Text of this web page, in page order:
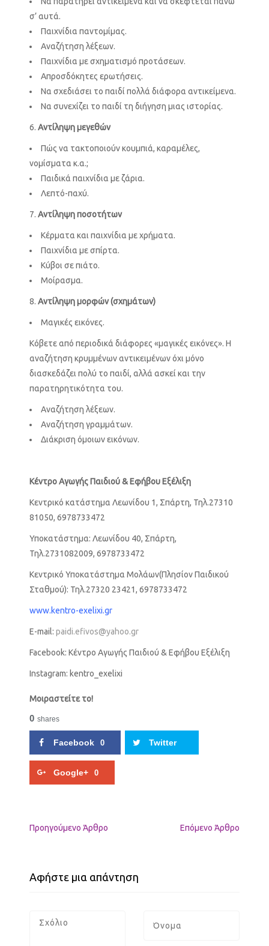
σ’ αυτά.
Παιχνίδια παντομίμας.
Αναζήτηση λέξεων.
Παιχνίδια με σχηματισμό προτάσεων.
Απροσδόκητες ερωτήσεις.
Να σχεδιάσει το παιδί πολλά διάφορα αντικείμενα.
Να συνεχίζει το παιδί τη διήγηση μιας ιστορίας.
Αντίληψη μεγεθών
Πώς να τακτοποιούν κουμπιά, καραμέλες,
νομίσματα κ.α.;
Παιδικά παιχνίδια με ζάρια.
Λεπτό-παχύ.
Αντίληψη ποσοτήτων
Κέρματα και παιχνίδια με χρήματα.
Παιχνίδια με σπίρτα.
Κύβοι σε πιάτο.
Μοίρασμα.
Αντίληψη μορφών (σχημάτων)
Μαγικές εικόνες.
Κόβετε από περιοδικά διάφορες «μαγικές εικόνες». Η
αναζήτηση κρυμμένων αντικειμένων όχι μόνο
διασκεδάζει πολύ το παιδί, αλλά ασκεί και την
παρατηρητικότητα του.
Αναζήτηση λέξεων.
Αναζήτηση γραμμάτων.
Διάκριση όμοιων εικόνων.
Κέντρο Αγωγής Παιδιού & Εφήβου Εξέλιξη
Κεντρικό κατάστημα Λεωνίδου 1, Σπάρτη, Τηλ.27310
81050, 6978733472
Υποκατάστημα: Λεωνίδου 40, Σπάρτη,
Τηλ.2731082009, 6978733472
Κεντρικό Υποκατάστημα Μολάων(Πλησίον Παιδικού
Σταθμού): Τηλ.27320 23421, 6978733472
www.kentro-exelixi.gr
E-mail: paidi.efivos@yahoo.gr
Facebook: Κέντρο Αγωγής Παιδιού & Εφήβου Εξέλιξη
Instagram: kentro_exelixi
Μοιραστείτε το!
0 shares
Facebook 0 Twitter
Google+ 0
Προηγούμενo Άρθρο Επόμενο Άρθρο
Αφήστε μια απάντηση